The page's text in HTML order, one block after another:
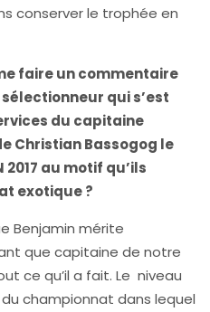
conserver le trophée en
faire un commentaire
qui s’est
du capitaine
Christian Bassogog le
au motif qu’ils
exotique ?
Benjamin mérite
que capitaine de notre
ce qu’il a fait. Le niveau
championnat dans lequel